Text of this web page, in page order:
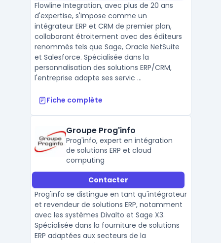
Flowline Integration, avec plus de 20 ans
d'expertise, s'impose comme un
intégrateur ERP et CRM de premier plan,
collaborant étroitement avec des éditeurs
renommés tels que Sage, Oracle NetSuite
et Salesforce. Spécialisée dans la
personnalisation des solutions ERP/CRM,
l'entreprise adapte ses servic ...
Fiche complète
Groupe Prog'info
Prog'info, expert en intégration
de solutions ERP et cloud
computing
Contacter
Prog'info se distingue en tant qu'intégrateur
et revendeur de solutions ERP, notamment
avec les systèmes Divalto et Sage X3.
Spécialisée dans la fourniture de solutions
ERP adaptées aux secteurs de la